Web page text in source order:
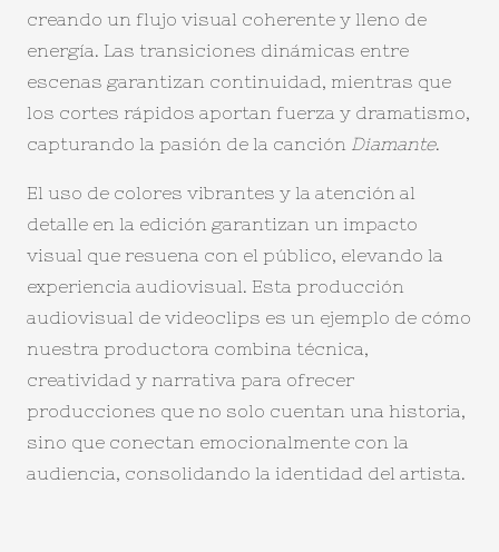
creando un flujo visual coherente y lleno de
energía. Las transiciones dinámicas entre
escenas garantizan continuidad, mientras que
los cortes rápidos aportan fuerza y dramatismo,
capturando la pasión de la canción Diamante.
El uso de colores vibrantes y la atención al
detalle en la edición garantizan un impacto
visual que resuena con el público, elevando la
experiencia audiovisual. Esta producción
audiovisual de videoclips es un ejemplo de cómo
nuestra productora combina técnica,
creatividad y narrativa para ofrecer
producciones que no solo cuentan una historia,
sino que conectan emocionalmente con la
audiencia, consolidando la identidad del artista.